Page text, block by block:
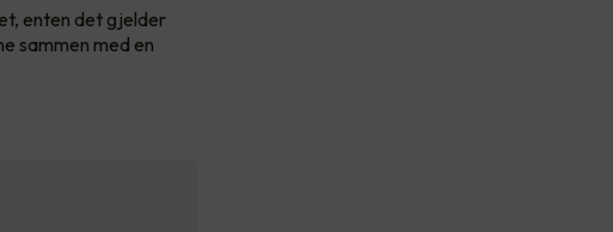
enten det gjelder
sammen med en